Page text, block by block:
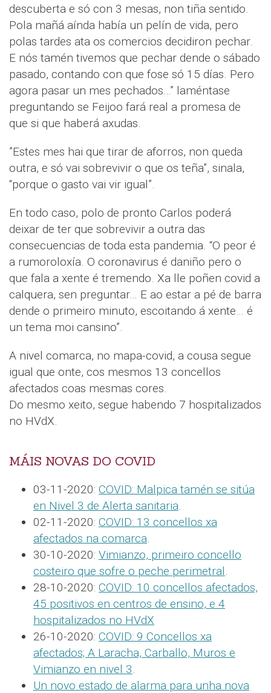
descuberta e só con 3 mesas, non tiña sentido.
Pola mañá aínda había un pelín de vida, pero
polas tardes ata os comercios decidiron pechar.
E nós tamén tivemos que pechar dende o sábado
pasado, contando con que fose só 15 días. Pero
agora pasar un mes pechados…” laméntase
preguntando se Feijoo fará real a promesa de
que si que haberá axudas.
”Estes mes hai que tirar de aforros, non queda
outra, e só vai sobrevivir o que os teña”, sinala,
“porque o gasto vai vir igual”.
En todo caso, polo de pronto Carlos poderá
deixar de ter que sobrevivir a outra das
consecuencias de toda esta pandemia. “O peor é
a rumoroloxía. O coronavirus é daniño pero o
que fala a xente é tremendo. Xa lle poñen covid a
calquera, sen preguntar… E ao estar a pé de barra
dende o primeiro minuto, escoitando á xente… é
un tema moi cansino”.
A nivel comarca, no mapa-covid, a cousa segue
igual que onte, cos mesmos 13 concellos
afectados coas mesmas cores.
Do mesmo xeito, segue habendo 7 hospitalizados
no HVdX.
MÁIS NOVAS DO COVID
03-11-2020: COVID: Malpica tamén se sitúa
en Nivel 3 de Alerta sanitaria.
02-11-2020: COVID: 13 concellos xa
afectados na comarca.
30-10-2020: Vimianzo, primeiro concello
costeiro que sofre o peche perimetral.
28-10-2020: COVID: 10 concellos afectados,
45 positivos en centros de ensino, e 4
hospitalizados no HVdX
26-10-2020: COVID: 9 Concellos xa
afectados; A Laracha, Carballo, Muros e
Vimianzo en nivel 3.
Un novo estado de alarma para unha nova